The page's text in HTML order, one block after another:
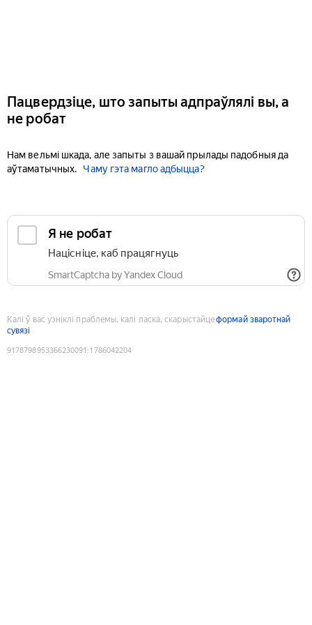
Пацвердзіце, што запыты адпраўлялі вы, а
не робат
Нам вельмі шкада, але запыты з вашай прылады падобныя да
аўтаматычных.
Чаму гэта магло адбыцца?
Я не робат
Націсніце, каб працягнуць
SmartCaptcha by Yandex Cloud
Калі ў вас узніклі праблемы, калі ласка, скарыстайцеформай зваротнай
сувязі
9178798953366230091 :1786042204